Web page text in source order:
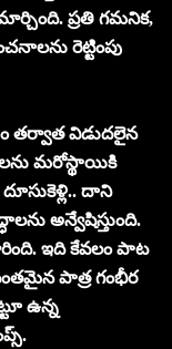
ప్రతి గమనిక,
రెట్టింపు
తర్వాత విడుదలైన
మరోస్థాయికి
దాని
అన్వేషిస్తుంది.
ఇది కేవలం పాట
పాత్ర గంభీర
ఉన్న